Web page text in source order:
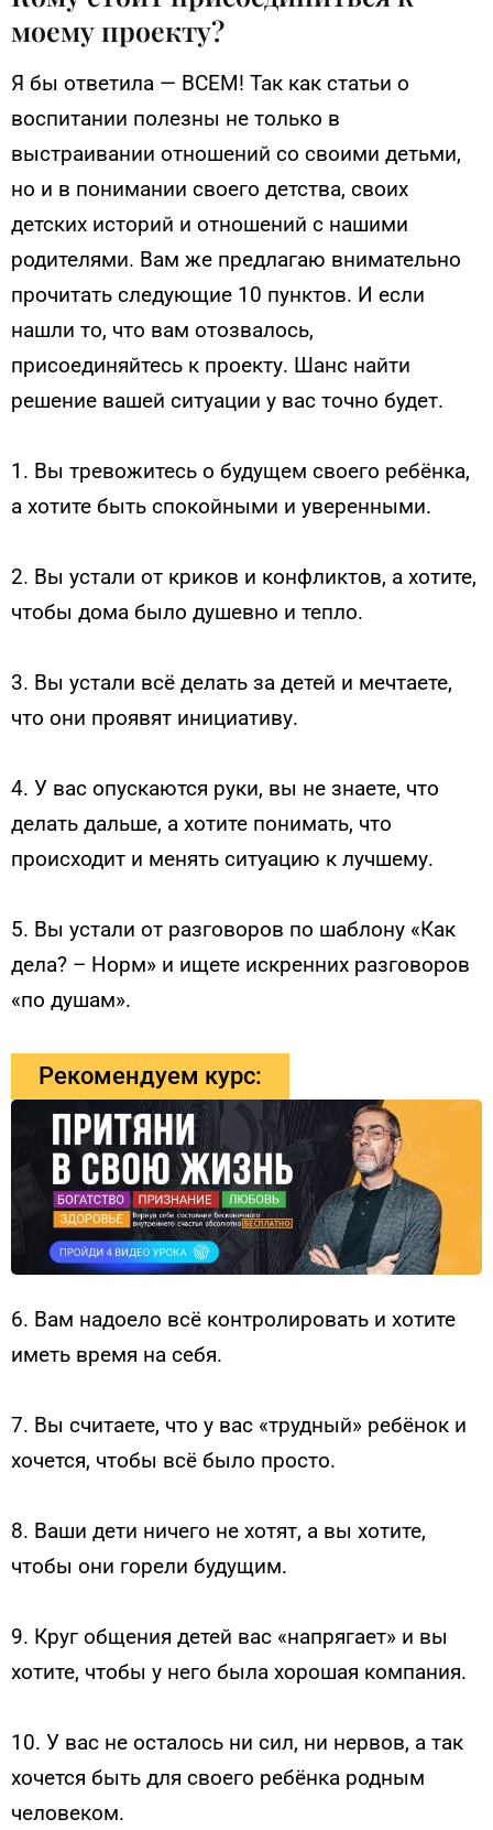
моему проекту?
Я бы ответила — ВСЕМ! Так как статьи о
воспитании полезны не только в
выстраивании отношений со своими детьми,
но и в понимании своего детства, своих
детских историй и отношений с нашими
родителями. Вам же предлагаю внимательно
прочитать следующие 10 пунктов. И если
нашли то, что вам отозвалось,
присоединяйтесь к проекту. Шанс найти
решение вашей ситуации у вас точно будет.
1. Вы тревожитесь о будущем своего ребёнка,
а хотите быть спокойными и уверенными.
2. Вы устали от криков и конфликтов, а хотите,
чтобы дома было душевно и тепло.
3. Вы устали всё делать за детей и мечтаете,
что они проявят инициативу.
4. У вас опускаются руки, вы не знаете, что
делать дальше, а хотите понимать, что
происходит и менять ситуацию к лучшему.
5. Вы устали от разговоров по шаблону «Как
дела? – Норм» и ищете искренних разговоров
«по душам».
Рекомендуем курс:
6. Вам надоело всё контролировать и хотите
иметь время на себя.
7. Вы считаете, что у вас «трудный» ребёнок и
хочется, чтобы всё было просто.
8. Ваши дети ничего не хотят, а вы хотите,
чтобы они горели будущим.
9. Круг общения детей вас «напрягает» и вы
хотите, чтобы у него была хорошая компания.
10. У вас не осталось ни сил, ни нервов, а так
хочется быть для своего ребёнка родным
человеком.